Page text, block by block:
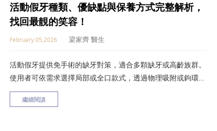
活動假牙種類、優缺點與保養方式完整解析，
找回最靚的笑容！
February 05,2026 梁家齊 醫生
活動假牙提供免手術的缺牙對策，適合多顆缺牙或高齡族群。
使用者可依需求選擇局部或全口款式，透過物理吸附或鉤環穩
固牙床，恢復咀嚼力量並支撐面部輪廓。平時搭配軟毛牙刷與
清水洗滌，睡前取下浸泡冷水，並定期回診調整能維持長久舒
繼續閱讀